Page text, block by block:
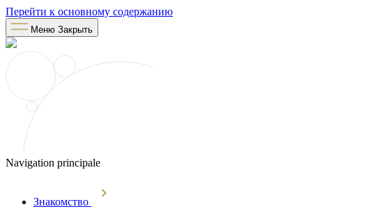
Перейти к основному содержанию
Меню Закрыть
Navigation principale
Знакомство